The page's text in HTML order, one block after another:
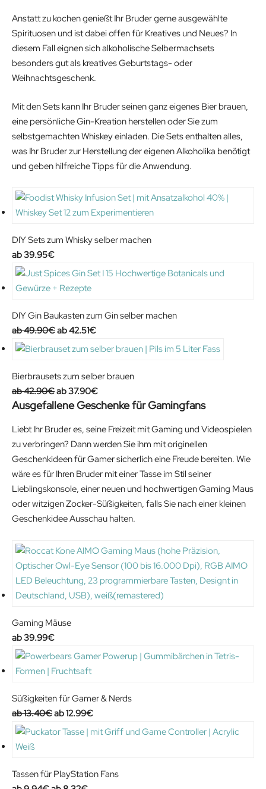
Anstatt zu kochen genießt Ihr Bruder gerne ausgewählte
Spirituosen und ist dabei offen für Kreatives und Neues? In
diesem Fall eignen sich alkoholische Selbermachsets
besonders gut als kreatives Geburtstags- oder
Weihnachtsgeschenk.
Mit den Sets kann Ihr Bruder seinen ganz eigenes Bier brauen,
eine persönliche Gin-Kreation herstellen oder Sie zum
selbstgemachten Whiskey einladen. Die Sets enthalten alles,
was Ihr Bruder zur Herstellung der eigenen Alkoholika benötigt
und geben hilfreiche Tipps für die Anwendung.
DIY Sets zum Whisky selber machen
39.95€
DIY Gin Baukasten zum Gin selber machen
49.90€O
r
g
i
n
l
p
r
i
c
e
w
s
:
4
9
9
€
.
42.51€C
u
r
e
n
p
r
i
c
e
i
s
4
2
.
5
Bierbrausets zum selber brauen
42.90€O
r
g
i
n
a
l
p
r
c
e
w
a
:
2
.
0
€
.
37.90€C
u
r
e
n
t
p
r
i
e
i
s
:
9
Ausgefallene Geschenke für Gamingfans
Liebt Ihr Bruder es, seine Freizeit mit Gaming und Videospielen
zu verbringen? Dann werden Sie ihm mit originellen
Geschenkideen für Gamer sicherlich eine Freude bereiten. Wie
wäre es für Ihren Bruder mit einer Tasse im Stil seiner
Lieblingskonsole, einer neuen und hochwertigen Gaming Maus
oder witzigen Zocker-Süßigkeiten, falls Sie nach einer kleinen
Geschenkidee Ausschau halten.
Gaming Mäuse
39.99€
Süßigkeiten für Gamer & Nerds
13.40€O
r
i
12.99€C
u
e
Tassen für PlayStation Fans